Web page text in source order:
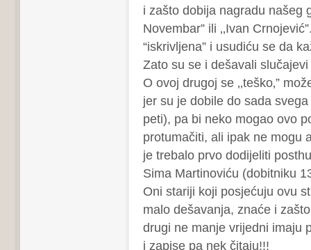
i zašto dobija nagradu našeg
Novembar” ili ‚‚Ivan
“iskrivljena” i usudiću se da
Zato su se i dešavali
O ovoj drugoj se ‚‚teško‚”
jer su je dobile do sada
peti), pa bi neko mogao ovo
protumačiti, ali ipak ne mogu
je trebalo prvo dodijeliti
Sima Martinoviću (dobitniku
Oni stariji koji posjećuju ovu
malo dešavanja, znaće i
drugi ne manje vrijedni imaju
i zapise pa nek čitaju!!!